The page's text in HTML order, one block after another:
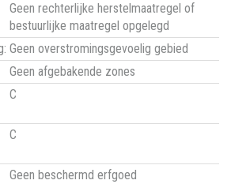
Geen rechterlijke herstelmaatregel of
bestuurlijke maatregel opgelegd
Geen overstromingsgevoelig gebied
Geen afgebakende zones
C
C
Geen beschermd erfgoed